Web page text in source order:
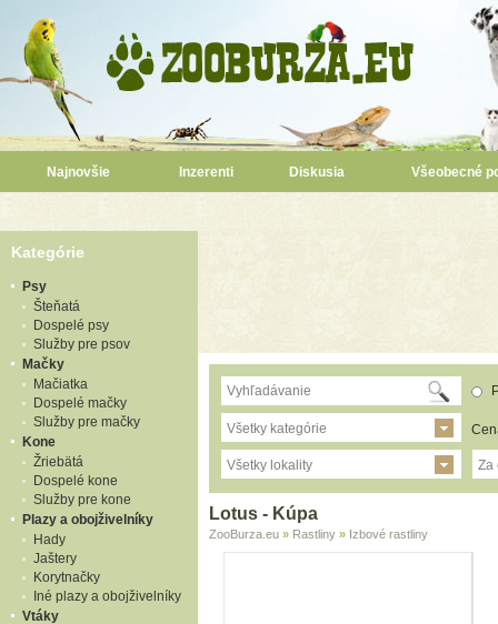
Najnovšie Inzerenti Diskusia Všeobecné
Kategórie
Psy
Šteňatá
Dospelé psy
Služby pre psov
Mačky
Mačiatka
Dospelé mačky
Služby pre mačky
Kone
Žriebätá
Dospelé kone
Služby pre kone
Plazy a obojživelníky
Hady
Jaštery
Korytnačky
Iné plazy a obojživelníky
Vtáky
Všetky kategórie
Všetky lokality Za
Lotus - Kúpa
ZooBurza.eu » Rastliny » Izbové rastliny